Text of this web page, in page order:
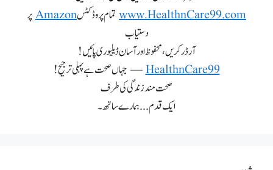
www.HealthnCare99.com تمام پروڈکٹسAmazonپر
دستیاب
آرڈر کریں، محفوظ اور آسان ڈیلیوری پائیں!
HealthnCare99— جہاں صحت ہے پہلی ترجیح!
صحت مند زندگی کی طرف
ایک قدم... ہمارے ساتھ۔